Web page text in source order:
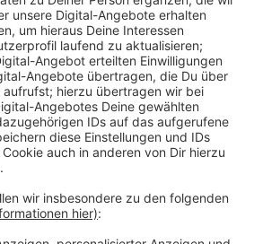
dann noch die Aftershowparty
Pontstraße.
04.06.2019 09:26